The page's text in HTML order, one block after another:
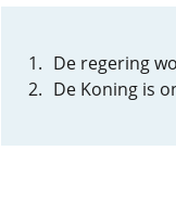
De regering
De Koning is